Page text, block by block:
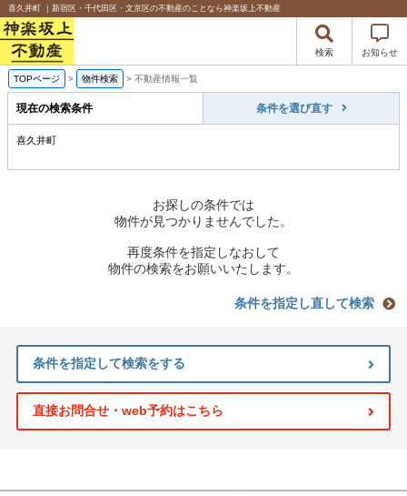
喜久井町 ｜新宿区・千代田区・文京区の不動産のことなら神楽坂上不動産
検索 お知らせ
TOPページ > 物件検索 > 不動産情報一覧
現在の検索条件 条件を選び直す
喜久井町
お探しの条件では
物件が見つかりませんでした。
再度条件を指定しなおして
物件の検索をお願いいたします。
条件を指定し直して検索
条件を指定して検索をする
直接お問合せ・web予約はこちら